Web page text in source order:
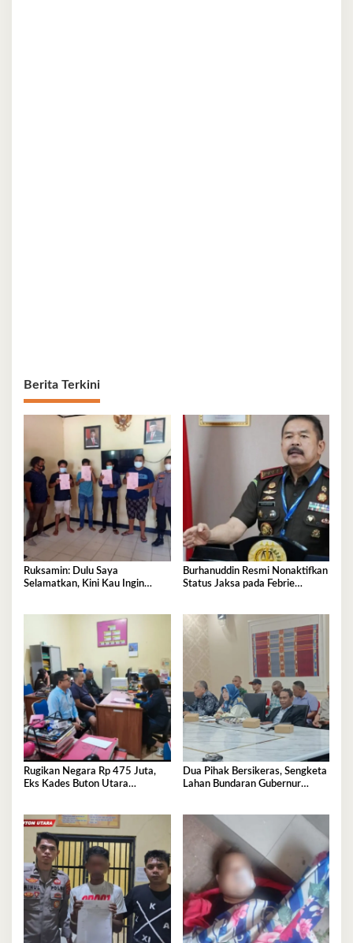
Berita Terkini
Ruksamin: Dulu Saya
Selamatkan, Kini Kau Ingin
Burhanuddin Resmi Nonaktifkan
Status Jaksa pada Febrie
Rugikan Negara Rp 475 Juta,
Eks Kades Buton Utara
Dua Pihak Bersikeras, Sengketa
Lahan Bundaran Gubernur